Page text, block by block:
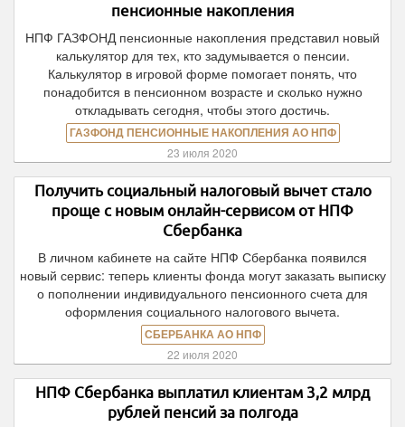
пенсионные накопления
НПФ ГАЗФОНД пенсионные накопления представил новый
калькулятор для тех, кто задумывается о пенсии.
Калькулятор в игровой форме помогает понять, что
понадобится в пенсионном возрасте и сколько нужно
откладывать сегодня, чтобы этого достичь.
ГАЗФОНД ПЕНСИОННЫЕ НАКОПЛЕНИЯ АО НПФ
23 июля 2020
Получить социальный налоговый вычет стало
проще с новым онлайн-сервисом от НПФ
Сбербанка
В личном кабинете на сайте НПФ Сбербанка появился
новый сервис: теперь клиенты фонда могут заказать выписку
о пополнении индивидуального пенсионного счета для
оформления социального налогового вычета.
СБЕРБАНКА АО НПФ
22 июля 2020
НПФ Сбербанка выплатил клиентам 3,2 млрд
рублей пенсий за полгода